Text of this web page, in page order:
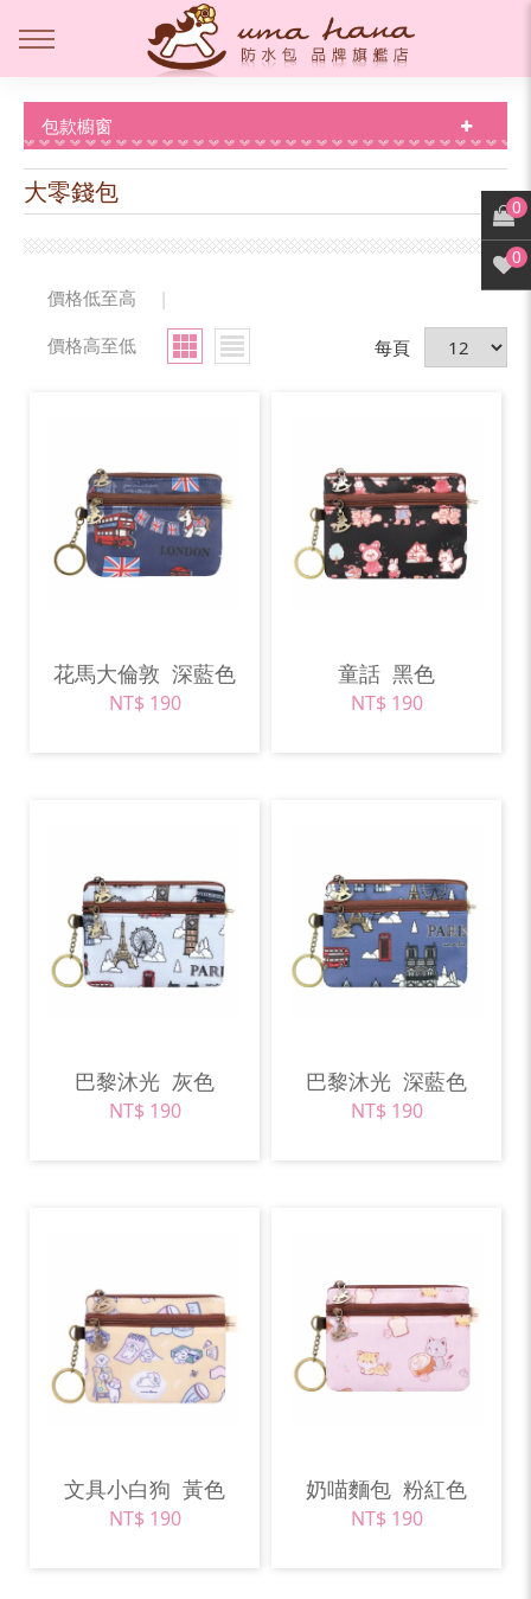
包款櫥窗
大零錢包
價格低至高
|
價格高至低
每頁
花馬大倫敦 深藍色
NT$ 190
童話 黑色
NT$ 190
巴黎沐光 灰色
NT$ 190
巴黎沐光 深藍色
NT$ 190
文具小白狗 黃色
NT$ 190
奶喵麵包 粉紅色
NT$ 190
0
0